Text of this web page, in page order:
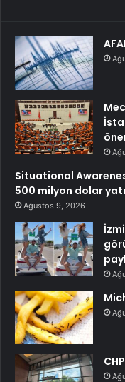
Situational
500 milyon dolar
Ağustos 9, 2026